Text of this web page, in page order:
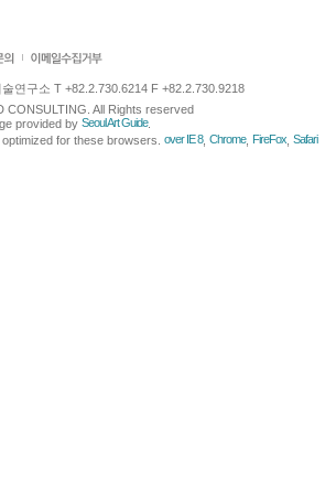
연구소 T +82.2.730.6214 F +82.2.730.9218
CONSULTING. All Rights reserved
provided by Seoul Art Guide.
for these browsers. over IE 8, Chrome, FireFox Safari